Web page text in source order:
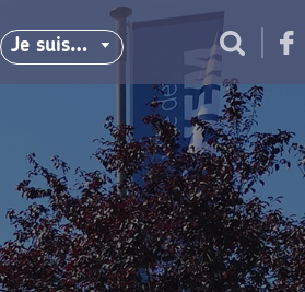
Je suis…